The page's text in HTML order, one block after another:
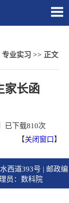
专业实习 >> 正文
家长函
已下载810次
【关闭窗口 】
西道393号 | 邮政编
员：数科院